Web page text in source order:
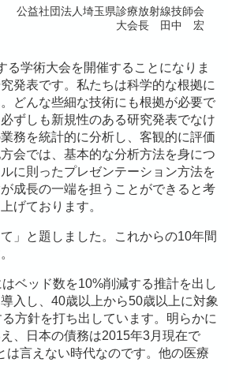
公益社団法人埼玉県診療放射線技師会
大会長 田中 宏
学術大会を開催することになりま
発表です。私たちは科学的な根拠に
どんな些細な技術にも根拠が必要で
ずしも新規性のある研究発表でなけ
務を統計的に分析し、客観的に評価
会では、基本的な分析方法を身につ
に則ったプレゼンテーション方法を
成長の一端を担うことができると考
げております。
」と題しました。これからの10年間
ベッド数を10%削減する推計を出し
入し、40歳以上から50歳以上に対象
方針を打ち出しています。明らかに
、日本の債務は2015年3月現在で
は言えない時代なのです。他の医療